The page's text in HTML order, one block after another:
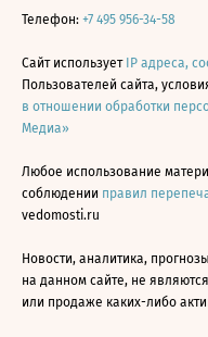
Телефон: +7 495 956-34-58
Сайт использует IP адреса,
Пользователей сайта,
в отношении обработки
Медиа»
Любое использование
соблюдении правил
vedomosti.ru
Новости, аналитика,
на данном сайте, не
или продаже каких-либо